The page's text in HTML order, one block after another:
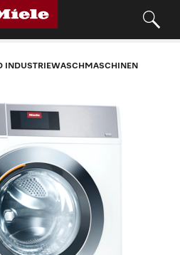
INDUSTRIEWASCHMASCHINEN